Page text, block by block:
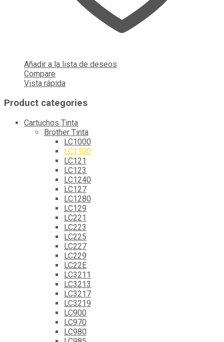
Añadir a la lista de deseos
Compare
Vista rápida
Product categories
Cartuchos Tinta
Brother Tinta
LC1000
LC1100
LC121
LC123
LC1240
LC127
LC1280
LC129
LC221
LC223
LC225
LC227
LC229
LC22E
LC3211
LC3213
LC3217
LC3219
LC900
LC970
LC980